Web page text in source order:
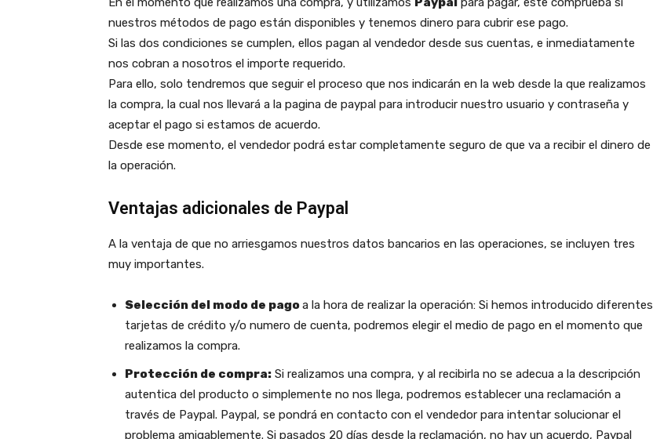
nuestros métodos de pago están disponibles y tenemos dinero para cubrir ese pago.
Si las dos condiciones se cumplen, ellos pagan al vendedor desde sus cuentas, e inmediatamente
nos cobran a nosotros el importe requerido.
Para ello, solo tendremos que seguir el proceso que nos indicarán en la web desde la que realizamos
la compra, la cual nos llevará a la pagina de paypal para introducir nuestro usuario y contraseña y
aceptar el pago si estamos de acuerdo.
Desde ese momento, el vendedor podrá estar completamente seguro de que va a recibir el dinero de
la operación.
Ventajas adicionales de Paypal
A la ventaja de que no arriesgamos nuestros datos bancarios en las operaciones, se incluyen tres
muy importantes.
Selección del modo de pagoa la hora de realizar la operación: Si hemos introducido diferentes
tarjetas de crédito y/o numero de cuenta, podremos elegir el medio de pago en el momento que
realizamos la compra.
Protección de compra: Si realizamos una compra, y al recibirla no se adecua a la descripción
autentica del producto o simplemente no nos llega, podremos establecer una reclamación a
través de Paypal. Paypal, se pondrá en contacto con el vendedor para intentar solucionar el
problema amigablemente. Si pasados 20 días desde la reclamación, no hay un acuerdo, Paypal